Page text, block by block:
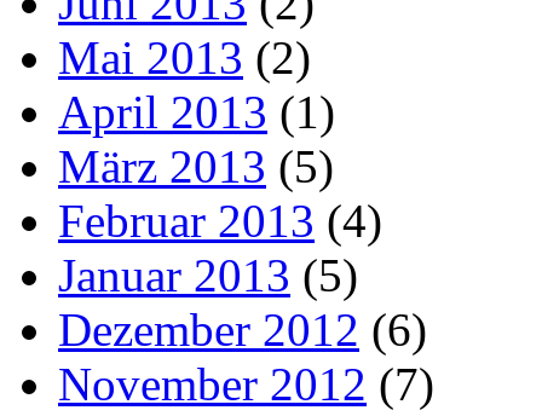
Mai 2013 (2)
April 2013 (1)
März 2013 (5)
Februar 2013 (4)
Januar 2013 (5)
Dezember 2012 (6)
November 2012 (7)